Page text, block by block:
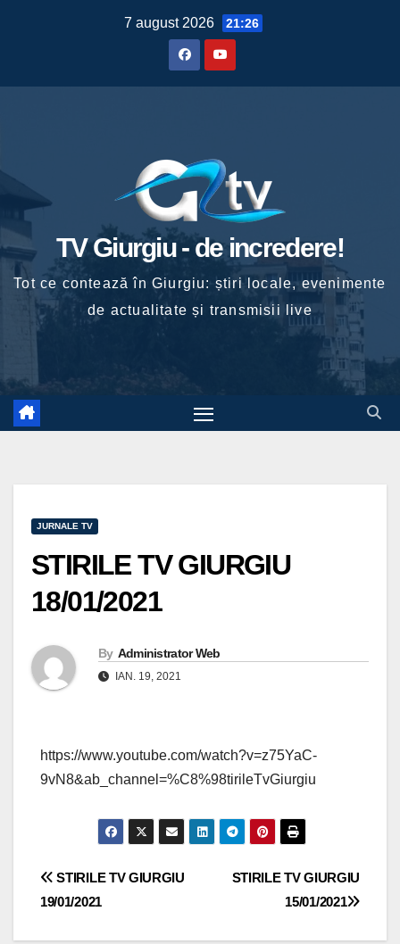
7 august 2026 21:26
TV Giurgiu - de incredere!
Tot ce contează în Giurgiu: știri locale, evenimente
de actualitate și transmisii live
JURNALE TV
STIRILE TV GIURGIU
18/01/2021
By Administrator Web
IAN. 19, 2021
https://www.youtube.com/watch?v=z75YaC-
9vN8&ab_channel=%C8%98tirileTvGiurgiu
Navigare
STIRILE TV GIURGIU
15/01/2021
STIRILE TV GIURGIU
19/01/2021